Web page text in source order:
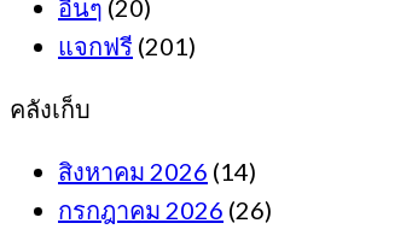
อื่นๆ (20)
แจกฟรี (201)
คลังเก็บ
สิงหาคม 2026 (14)
กรกฎาคม 2026 (26)